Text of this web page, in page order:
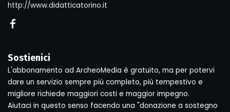
http://www.didatticatorino.it
Sostienici
L'abbonamento ad ArcheoMedia è gratuito, ma per potervi
dare un servizio sempre più completo, più tempestivo e
migliore richiede maggiori costi e maggior impegno.
Aiutaci in questo senso facendo una "donazione a sostegno